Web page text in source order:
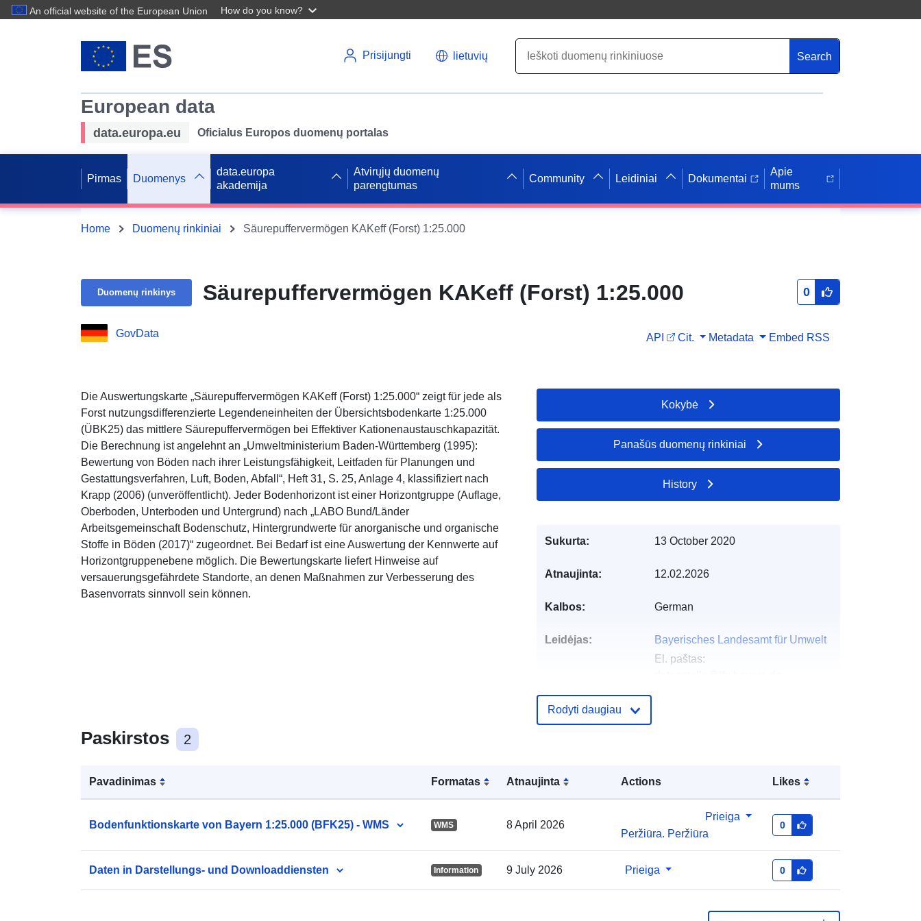
An official website of the European Union How do you know?
Prisijungti lietuvių Search
European data
data.europa.eu Oficialus Europos duomenų portalas
Pirmas Duomenys
data.europa
akademija
Atvirųjų duomenų
parengtumas
Community Leidiniai Dokumentai
Apie
mums
Home Duomenų rinkiniai Säurepuffervermögen KAKeff (Forst) 1:25.000
Duomenų rinkinys Säurepuffervermögen KAKeff (Forst) 1:25.000 0
GovData API Cit. Metadata Embed RSS
Die Auswertungskarte „Säurepuffervermögen KAKeff (Forst) 1:25.000“ zeigt für jede als
Forst nutzungsdifferenzierte Legendeneinheiten der Übersichtsbodenkarte 1:25.000
(ÜBK25) das mittlere Säurepuffervermögen bei Effektiver Kationenaustauschkapazität.
Die Berechnung ist angelehnt an „Umweltministerium Baden-Württemberg (1995):
Bewertung von Böden nach ihrer Leistungsfähigkeit, Leitfaden für Planungen und
Gestattungsverfahren, Luft, Boden, Abfall“, Heft 31, S. 25, Anlage 4, klassifiziert nach
Krapp (2006) (unveröffentlicht). Jeder Bodenhorizont ist einer Horizontgruppe (Auflage,
Oberboden, Unterboden und Untergrund) nach „LABO Bund/Länder
Arbeitsgemeinschaft Bodenschutz, Hintergrundwerte für anorganische und organische
Stoffe in Böden (2017)“ zugeordnet. Bei Bedarf ist eine Auswertung der Kennwerte auf
Horizontgruppenebene möglich. Die Bewertungskarte liefert Hinweise auf
versauerungsgefährdete Standorte, an denen Maßnahmen zur Verbesserung des
Basenvorrats sinnvoll sein können.
Paskirstos 2
Pavadinimas Formatas Atnaujinta Actions Likes
Bodenfunktionskarte von Bayern 1:25.000 (BFK25) - WMS WMS 8 April 2026
Prieiga
Peržiūra. Peržiūra
0
Daten in Darstellungs- und Downloaddiensten Information 9 July 2026 Prieiga 0
Kokybė
Panašūs duomenų rinkiniai
History
Sukurta: 13 October 2020
Atnaujinta: 12.02.2026
Kalbos: German
Leidėjas:
Bayerisches Landesamt für Umwelt
El. paštas:
mailto:datenstelle@lfu.bayern.de
URL: https://www.lfu.bayern.de
Katalogo įrašas: Pridėta prie duomenų.europa.eu:
2026
Atnaujinta informacija apie duomenis.europa.eu:
18 July 2026
Rodyti daugiau